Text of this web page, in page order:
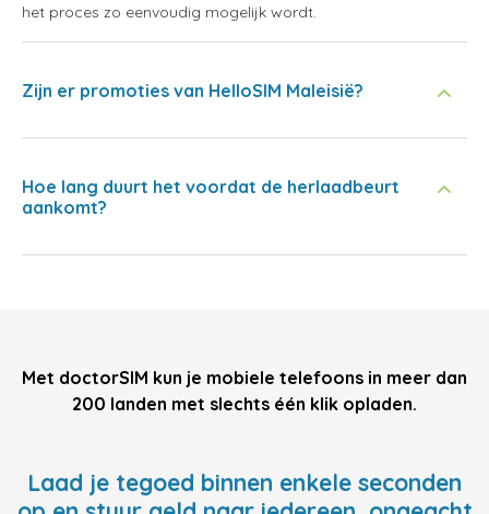
het proces zo eenvoudig mogelijk wordt.
Zijn er promoties van HelloSIM Maleisië?
Hoe lang duurt het voordat de herlaadbeurt
aankomt?
Met doctorSIM kun je mobiele telefoons in meer dan
200 landen met slechts één klik opladen.
Laad je tegoed binnen enkele seconden